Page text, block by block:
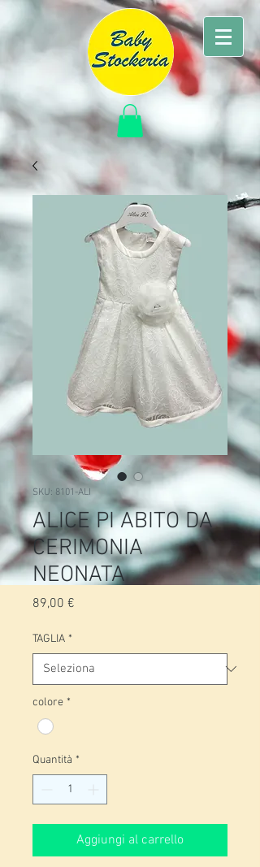
SKU: 8101-ALI
ALICE PI ABITO DA
CERIMONIA
NEONATA
89,00 €
TAGLIA *
colore *
Quantità *
Aggiungi al carrello